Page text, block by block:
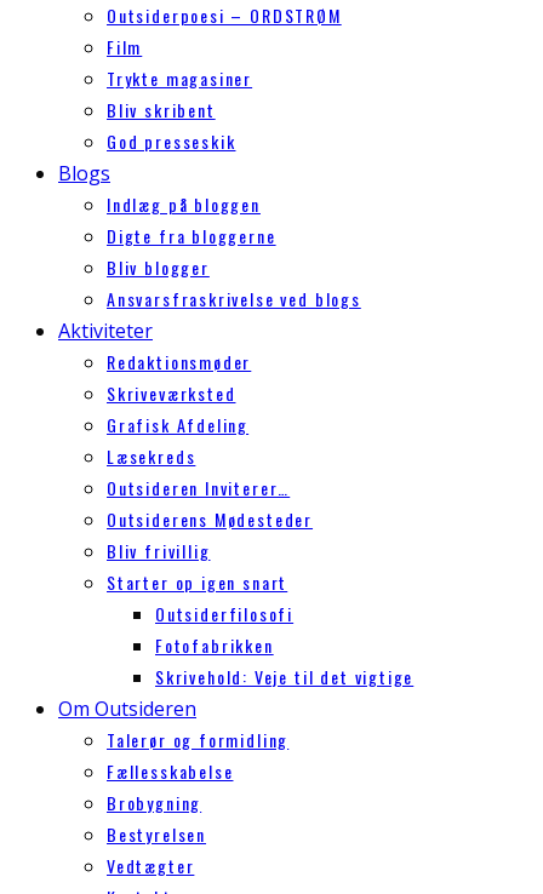
Outsiderpoesi – ORDSTRØM
Film
Trykte magasiner
Bliv skribent
God presseskik
Blogs
Indlæg på bloggen
Digte fra bloggerne
Bliv blogger
Ansvarsfraskrivelse ved blogs
Aktiviteter
Redaktionsmøder
Skriveværksted
Grafisk Afdeling
Læsekreds
Outsideren Inviterer…
Outsiderens Mødesteder
Bliv frivillig
Starter op igen snart
Outsiderfilosofi
Fotofabrikken
Skrivehold: Veje til det vigtige
Om Outsideren
Talerør og formidling
Fællesskabelse
Brobygning
Bestyrelsen
Vedtægter